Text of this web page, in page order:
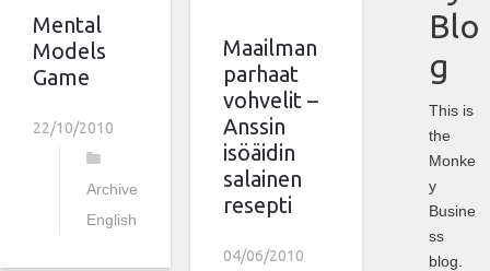
Mental
Models
Game
22/10/2010
Archive
English
Maailman
parhaat
vohvelit –
Anssin
isöäidin
salainen
resepti
04/06/2010
Blo
g
This is
the
Monke
y
Busine
ss
blog.